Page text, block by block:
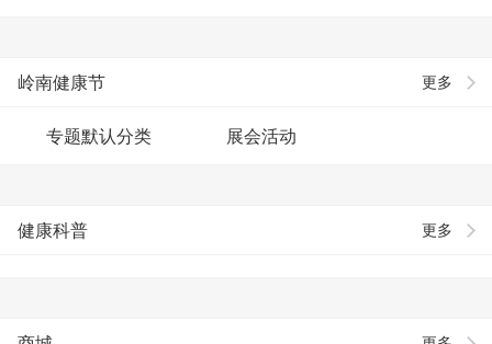
更多
岭南健康节
专题默认分类 展会活动
更多
健康科普